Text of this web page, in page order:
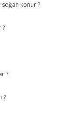
soğan konur ?
?
?
?